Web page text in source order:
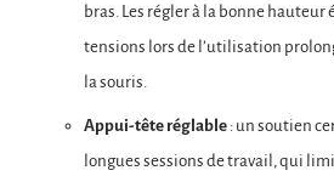
bras. Les régler à la bonne hauteur
tensions lors de l’utilisation
la souris.
Appui-tête réglable : un soutien
longues sessions de travail, qui